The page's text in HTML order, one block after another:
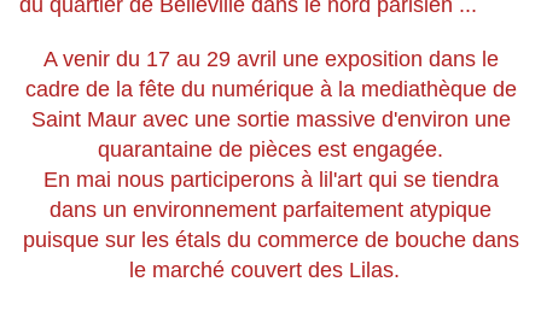
du quartier de Belleville dans le nord parisien ...
A venir du 17 au 29 avril une exposition dans le
cadre de la fête du numérique à la mediathèque de
Saint Maur avec une sortie massive d'environ une
quarantaine de pièces est engagée.
En mai nous participerons à lil'art qui se tiendra
dans un environnement parfaitement atypique
puisque sur les étals du commerce de bouche dans
le marché couvert des Lilas.